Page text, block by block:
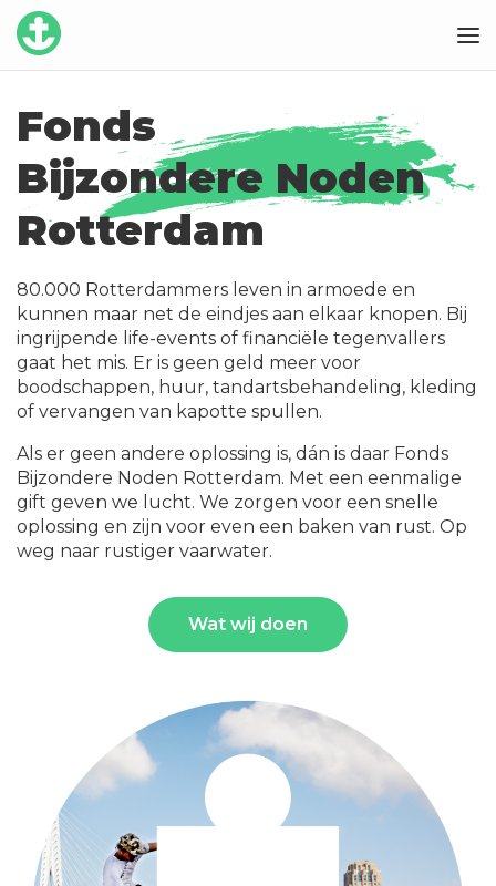
Fonds
Bijzondere Noden
Rotterdam
80.000 Rotterdammers leven in armoede en
kunnen maar net de eindjes aan elkaar knopen. Bij
ingrijpende life-events of financiële tegenvallers
gaat het mis. Er is geen geld meer voor
boodschappen, huur, tandartsbehandeling, kleding
of vervangen van kapotte spullen.
Als er geen andere oplossing is, dán is daar Fonds
Bijzondere Noden Rotterdam. Met een eenmalige
gift geven we lucht. We zorgen voor een snelle
oplossing en zijn voor even een baken van rust. Op
weg naar rustiger vaarwater.
Wat wij doen